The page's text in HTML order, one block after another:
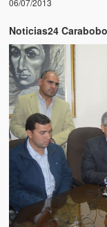
Blog. (Todos
Acerca de este
Artículos
El Tipo y los
Teques)
Hablé con
La burla del
Chavez “such a
06/07/2013
Noticias24 Carabobo